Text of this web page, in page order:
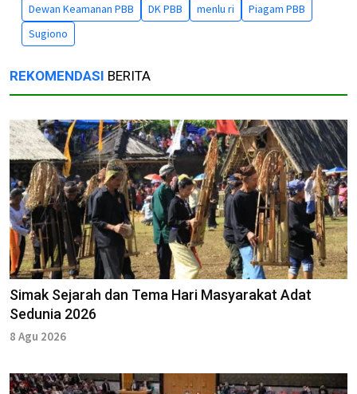
Dewan Keamanan PBB DK PBB menlu ri
Piagam PBB
Sugiono
REKOMENDASI BERITA
Simak Sejarah dan Tema Hari Masyarakat Adat
Sedunia 2026
8 Agu 2026